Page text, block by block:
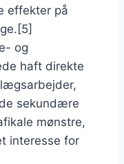
effekter på
og
haft direkte
sekundære
mønstre,
interesse for